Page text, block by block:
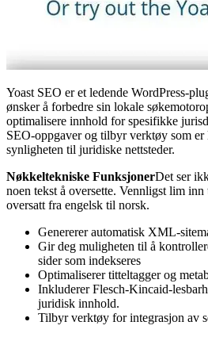
Yoast SEO er et ledende WordPress-
ønsker å forbedre sin lokale
optimalisere innhold for spesifikke
SEO-oppgaver og tilbyr verktøy som er
synligheten til juridiske nettsteder.
Nøkkeltekniske FunksjonerDet ser
noen tekst å oversette. Vennligst lim inn
oversatt fra engelsk til norsk.
Genererer automatisk XML-
Gir deg muligheten til å
sider som indekseres
Optimaliserer titteltagger og
Inkluderer Flesch-Kincaid-
juridisk innhold.
Tilbyr verktøy for integrasjon av